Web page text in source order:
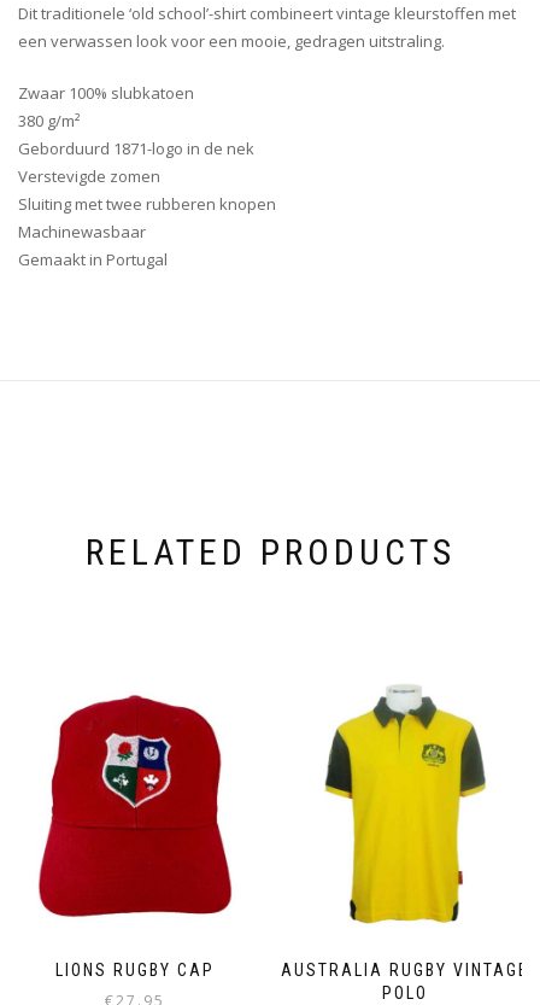
Dit traditionele ‘old school’-shirt combineert vintage kleurstoffen met
een verwassen look voor een mooie, gedragen uitstraling.
Zwaar 100% slubkatoen
380 g/m²
Geborduurd 1871-logo in de nek
Verstevigde zomen
Sluiting met twee rubberen knopen
Machinewasbaar
Gemaakt in Portugal
RELATED PRODUCTS
LIONS RUGBY CAP
€27.95
AUSTRALIA RUGBY VINTAGE
POLO